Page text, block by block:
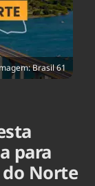
Brasil 61
para
Norte